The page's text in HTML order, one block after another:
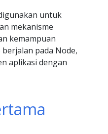
untuk
mekanisme
kemampuan
pada Node,
aplikasi dengan